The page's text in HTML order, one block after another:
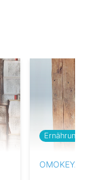
Ernährung
OMOKEYA-